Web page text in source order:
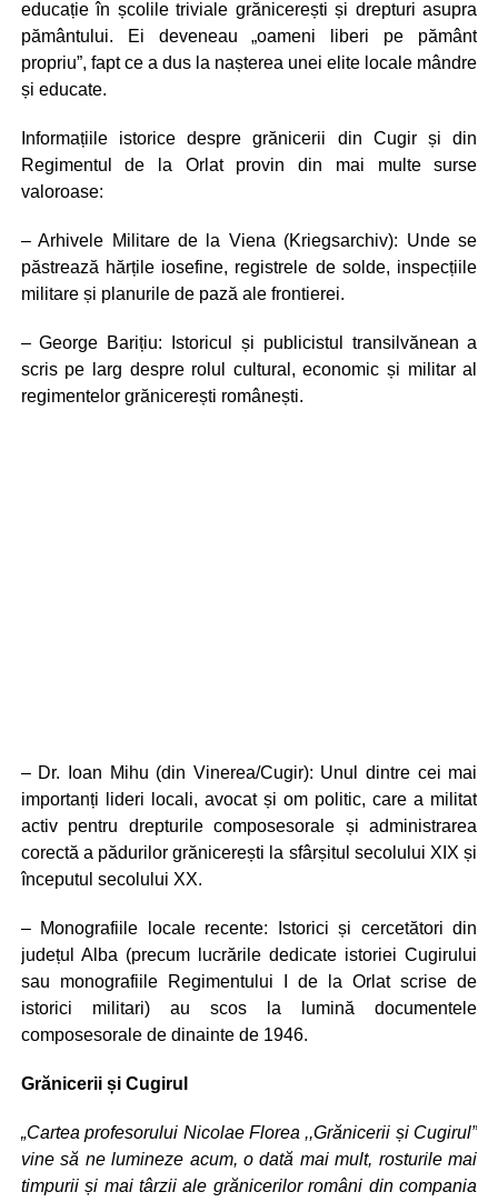
educație în școlile triviale grănicerești și drepturi asupra
pământului. Ei deveneau „oameni liberi pe pământ
propriu”, fapt ce a dus la nașterea unei elite locale mândre
și educate.
Informațiile istorice despre grănicerii din Cugir și din
Regimentul de la Orlat provin din mai multe surse
valoroase:
– Arhivele Militare de la Viena (Kriegsarchiv): Unde se
păstrează hărțile iosefine, registrele de solde, inspecțiile
militare și planurile de pază ale frontierei.
– George Barițiu: Istoricul și publicistul transilvănean a
scris pe larg despre rolul cultural, economic și militar al
regimentelor grănicerești românești.
– Dr. Ioan Mihu (din Vinerea/Cugir): Unul dintre cei mai
importanți lideri locali, avocat și om politic, care a militat
activ pentru drepturile composesorale și administrarea
corectă a pădurilor grănicerești la sfârșitul secolului XIX și
începutul secolului XX.
– Monografiile locale recente: Istorici și cercetători din
județul Alba (precum lucrările dedicate istoriei Cugirului
sau monografiile Regimentului I de la Orlat scrise de
istorici militari) au scos la lumină documentele
composesorale de dinainte de 1946.
Grănicerii și Cugirul
„Cartea profesorului Nicolae Florea ,,Grănicerii și Cugirul”
vine să ne lumineze acum, o dată mai mult, rosturile mai
timpurii și mai târzii ale grănicerilor români din compania